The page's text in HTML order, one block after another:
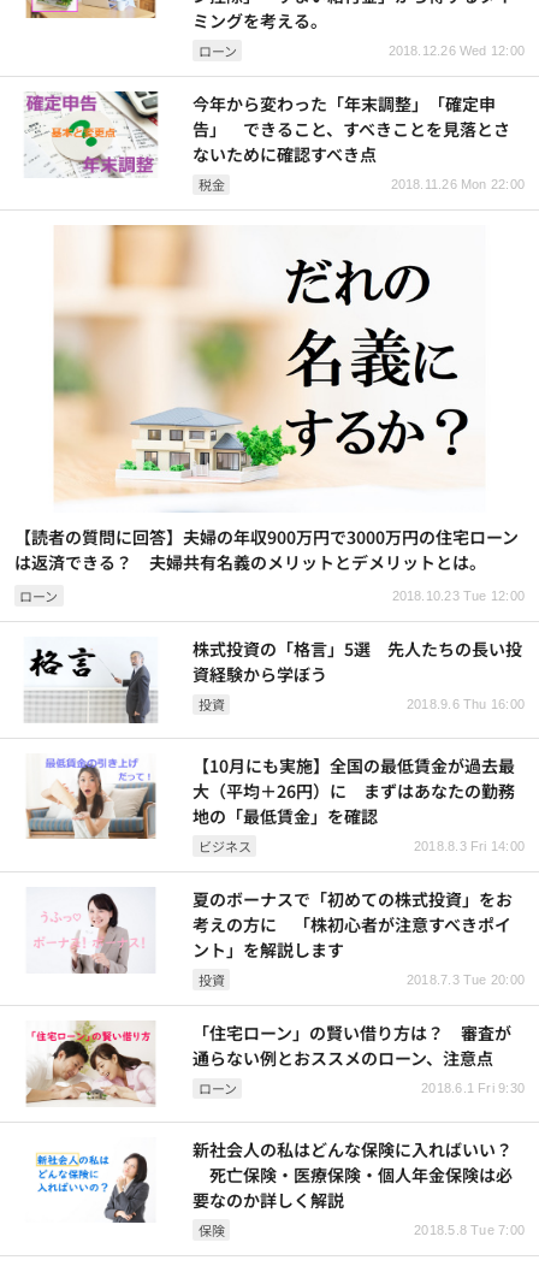
ローン 2018.12.26 Wed 12:00
ミングを考える。
税金 2018.11.26 Mon 22:00
今年から変わった「年末調整」「確定申
告」 できること、すべきことを見落とさ
ないために確認すべき点
ローン 2018.10.23 Tue 12:00
【読者の質問に回答】夫婦の年収900万円で3000万円の住宅ローン
は返済できる？ 夫婦共有名義のメリットとデメリットとは。
投資 2018.9.6 Thu 16:00
株式投資の「格言」5選 先人たちの長い投
資経験から学ぼう
ビジネス 2018.8.3 Fri 14:00
【10月にも実施】全国の最低賃金が過去最
大（平均＋26円）に まずはあなたの勤務
地の「最低賃金」を確認
投資 2018.7.3 Tue 20:00
夏のボーナスで「初めての株式投資」をお
考えの方に 「株初心者が注意すべきポイ
ント」を解説します
ローン 2018.6.1 Fri 9:30
「住宅ローン」の賢い借り方は？ 審査が
通らない例とおススメのローン、注意点
保険 2018.5.8 Tue 7:00
新社会人の私はどんな保険に入ればいい？
死亡保険・医療保険・個人年金保険は必
要なのか詳しく解説